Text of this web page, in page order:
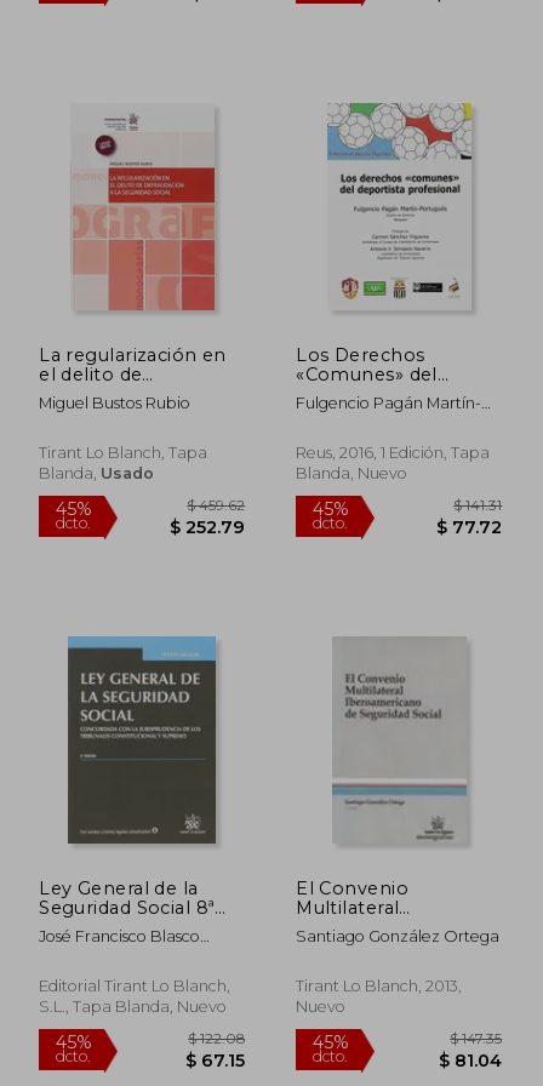
45% 45%
dcto.
45% 45% $
La regularización en
el delito de
defraudación a la
Seguridad Social
Miguel Bustos Rubio
Tirant Lo Blanch, Tapa
Blanda, Usado
Los Derechos
«Comunes» del
Deportista
Profesional (Derecho
Fulgencio Pagán Martín-
Reus, 2016, 1 Edición, Tapa
Blanda, Nuevo
Ley General de la
Seguridad Social 8ª
Ed. 2014 (Textos
Legales)
José Francisco Blasco
Editorial Tirant Lo Blanch,
S.L., Tapa Blanda, Nuevo
El Convenio
Multilateral
Iberoamericano De
Seguridad Social
Santiago González Ortega
Tirant Lo Blanch, 2013,
Nuevo